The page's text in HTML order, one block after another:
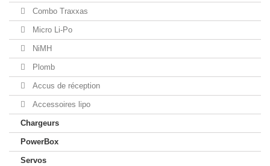
Combo Traxxas
Micro Li-Po
NiMH
Plomb
Accus de réception
Accessoires lipo
Chargeurs
PowerBox
Servos